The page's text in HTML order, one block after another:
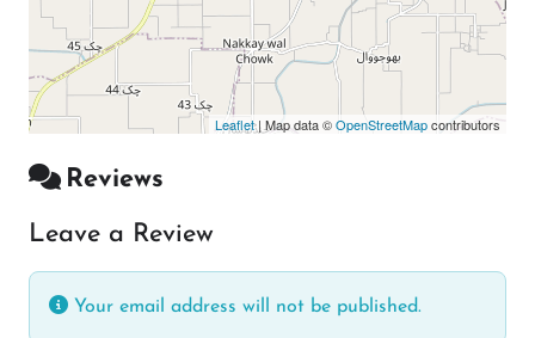
Leaflet| Map data ©OpenStreetMapcontributors
Reviews
Leave a Review
Your email address will not be published.